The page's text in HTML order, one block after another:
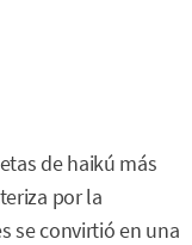
de haikú más
por la
se convirtió en una